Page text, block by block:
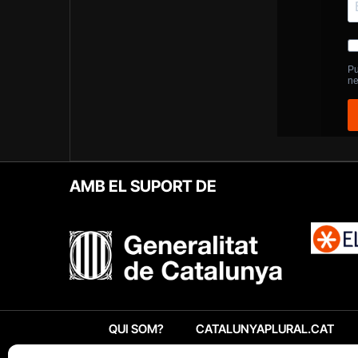
AMB EL SUPORT DE
QUI SOM? CATALUNYAPLURAL.CAT